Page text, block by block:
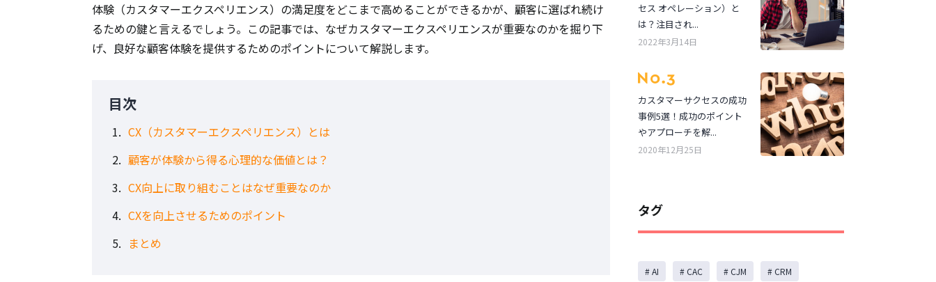
体験（カスタマーエクスペリエンス）の満足度をどこまで高めることができるかが、顧客に選ばれ続け
るための鍵と言えるでしょう。この記事では、なぜカスタマーエクスペリエンスが重要なのかを掘り下
げ、良好な顧客体験を提供するためのポイントについて解説します。
目次
CX（カスタマーエクスペリエンス）とは
顧客が体験から得る心理的な価値とは？
CX向上に取り組むことはなぜ重要なのか
CXを向上させるためのポイント
まとめ
セス オペレーション）と
は？注目され...
2022年3月14日
カスタマーサクセスの成功
事例5選！成功のポイント
やアプローチを解...
2020年12月25日
タグ
# AI # CAC # CJM # CRM